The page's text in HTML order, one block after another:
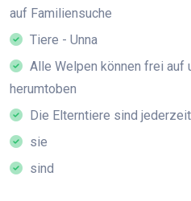
auf Familiensuche
Tiere - Unna
Alle Welpen können frei auf
herumtoben
Die Elterntiere sind
sie
sind